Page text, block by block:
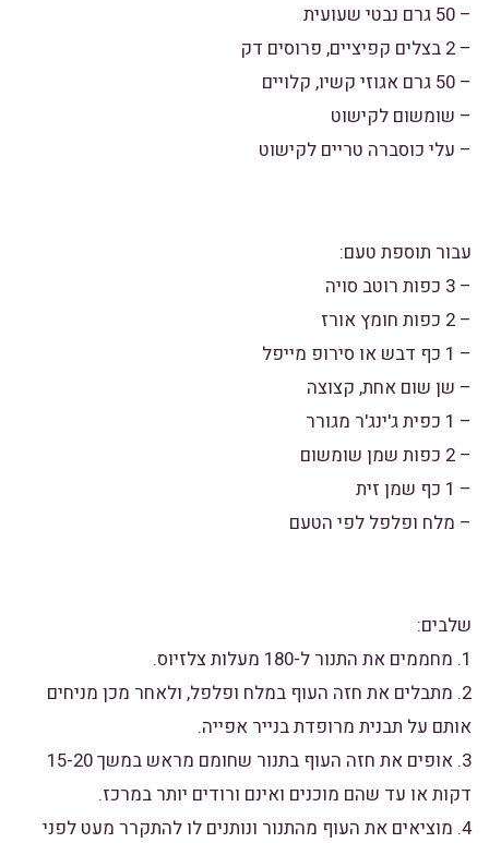
– 50 גרם נבטי שעועית
– 2 בצלים קפיציים, פרוסים דק
– 50 גרם אגוזי קשיו, קלויים
– שומשום לקישוט
– עלי כוסברה טריים לקישוט
עבור תוספת טעם:
– 3 כפות רוטב סויה
– 2 כפות חומץ אורז
– 1 כף דבש או סירופ מייפל
– שן שום אחת, קצוצה
– 1 כפית ג'ינג'ר מגורר
– 2 כפות שמן שומשום
– 1 כף שמן זית
– מלח ופלפל לפי הטעם
שלבים:
1. מחממים את התנור ל-180 מעלות צלזיוס.
2. מתבלים את חזה העוף במלח ופלפל, ולאחר מכן מניחים
אותם על תבנית מרופדת בנייר אפייה.
3. אופים את חזה העוף בתנור שחומם מראש במשך 15-20
דקות או עד שהם מוכנים ואינם ורודים יותר במרכז.
4. מוציאים את העוף מהתנור ונותנים לו להתקרר מעט לפני